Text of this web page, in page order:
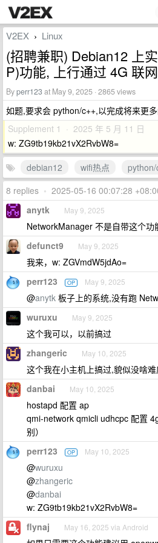
V2EX › Linux
(招聘兼职) Debian12 上
P)功能, 上行通过 4G 联网
Byperr123at May 9, 2025 · 2865 views
如题,要求会 python/c++,以完成将来更
Supplement 1 · 2025 年 5 月 11 日
w: ZG9tb19kb21vX2RvbW8=
debian12
wifi热点
python/
8 replies • 2025-05-16 00:07:28
anytk May 9, 2025
NetworkManager 不是自带这个功
defunct9 May 9, 2025
我来，w: ZGVmdW5jdAo=
perr123 OP May 9, 2025
@anytk 板子上的系统,没有跑
wuruxu May 9, 2025
这个我可以，以前搞过
zhangeric May 10, 2025
这个我在小主机上搞过,貌似没啥难
danbai May 10, 2025
hostapd 配置 ap
qmi-network qmicli udhcpc 配置
别）
perr123 OP May 10, 2025
@wuruxu
@zhangeric
@danbai
w: ZG9tb19kb21vX2RvbW8=
flynaj May 16, 2025 via Android